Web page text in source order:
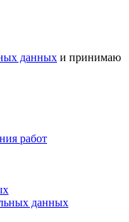
данных и принимаю
работ
данных